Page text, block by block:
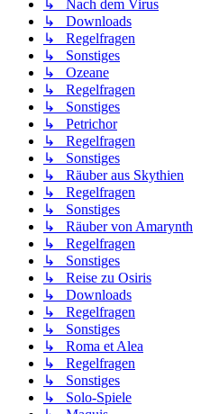
↳ Nach dem Virus
↳ Downloads
↳ Regelfragen
↳ Sonstiges
↳ Ozeane
↳ Regelfragen
↳ Sonstiges
↳ Petrichor
↳ Regelfragen
↳ Sonstiges
↳ Räuber aus Skythien
↳ Regelfragen
↳ Sonstiges
↳ Räuber von Amarynth
↳ Regelfragen
↳ Sonstiges
↳ Reise zu Osiris
↳ Downloads
↳ Regelfragen
↳ Sonstiges
↳ Roma et Alea
↳ Regelfragen
↳ Sonstiges
↳ Solo-Spiele